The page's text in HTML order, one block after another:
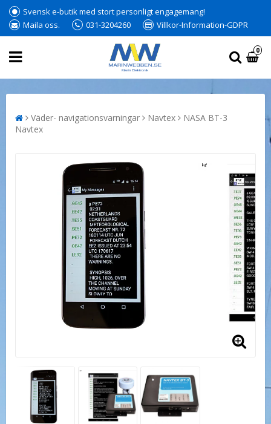
Svensk e-butik med stort personligt engagemang!
Maila oss.
031-3204260 Villkor-Information-GDPR
0
Väder- navigationsvarningar Navtex
NASA BT-3
Navtex